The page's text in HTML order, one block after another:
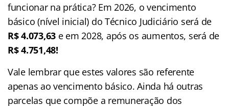
funcionar na prática? Em 2026, o vencimento
básico (nível inicial) do Técnico Judiciário será de
R$ 4.073,63 e em 2028, após os aumentos, será de
R$ 4.751,48!
Vale lembrar que estes valores são referente
apenas ao vencimento básico. Ainda há outras
parcelas que compõe a remuneração dos